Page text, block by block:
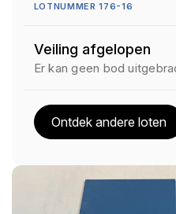
LOTNUMMER 176-16
Veiling afgelopen
Er kan geen bod
Ontdek andere loten